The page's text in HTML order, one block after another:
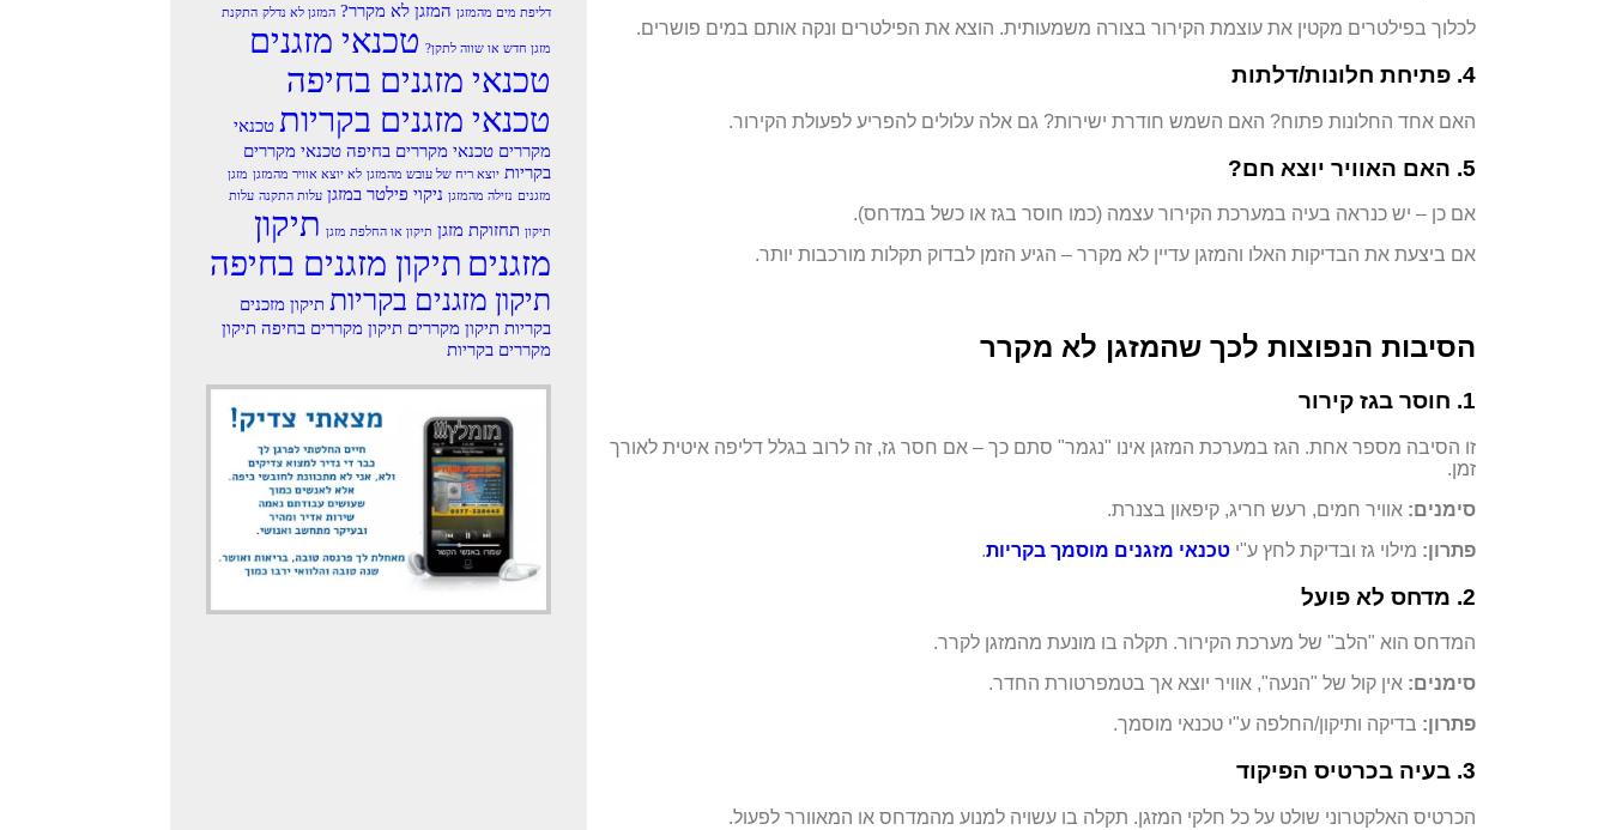
לכלוך בפילטרים מקטין את עוצמת הקירור בצורה משמעותית. הוצא את הפילטרים ונקה אותם במים פושרים.
4. פתיחת חלונות/דלתות
האם אחד החלונות פתוח? האם השמש חודרת ישירות? גם אלה עלולים להפריע לפעולת הקירור.
5. האם האוויר יוצא חם?
אם כן – יש כנראה בעיה במערכת הקירור עצמה (כמו חוסר בגז או כשל במדחס).
אם ביצעת את הבדיקות האלו והמזגן עדיין לא מקרר – הגיע הזמן לבדוק תקלות מורכבות יותר.
הסיבות הנפוצות לכך שהמזגן לא מקרר
1. חוסר בגז קירור
זו הסיבה מספר אחת. הגז במערכת המזגן אינו "נגמר" סתם כך – אם חסר גז, זה לרוב בגלל דליפה איטית לאורך
זמן.
סימנים: אוויר חמים, רעש חריג, קיפאון בצנרת.
פתרון: מילוי גז ובדיקת לחץ ע"י טכנאי מזגנים מוסמך בקריות.
2. מדחס לא פועל
המדחס הוא "הלב" של מערכת הקירור. תקלה בו מונעת מהמזגן לקרר.
סימנים: אין קול של "הנעה", אוויר יוצא אך בטמפרטורת החדר.
פתרון: בדיקה ותיקון/החלפה ע"י טכנאי מוסמך.
3. בעיה בכרטיס הפיקוד
הכרטיס האלקטרוני שולט על כל חלקי המזגן. תקלה בו עשויה למנוע מהמדחס או המאוורר לפעול.
דליפת מים מהמזגן המזגן לא מקרר? המזגן לא נדלק התקנת
מזגן חדש או שווה לתקן? טכנאי מזגנים
טכנאי מזגנים בחיפה
טכנאי מזגנים בקריות טכנאי
מקררים טכנאי מקררים בחיפה טכנאי מקררים
בקריות יוצא ריח של עובש מהמזגן לא יוצא אוויר מהמזגן מזגן
מזגנים נזילה מהמזגן ניקוי פילטר במזגן עלות התקנה עלות
תיקון תחזוקת מזגן תיקון או החלפת מזגן תיקון
מזגנים תיקון מזגנים בחיפה
תיקון מזגנים בקריות תיקון מזכנים
בקריות תיקון מקררים תיקון מקררים בחיפה תיקון
מקררים בקריות